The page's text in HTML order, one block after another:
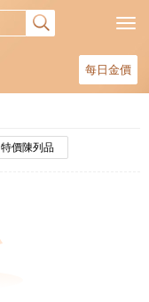
每日金價
特價陳列品